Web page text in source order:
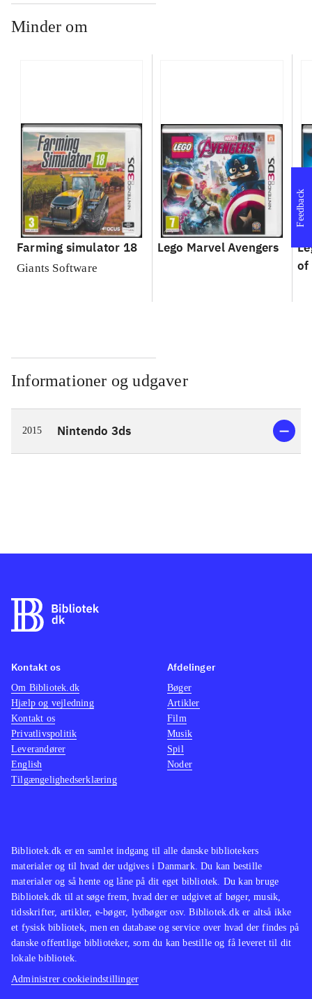
Minder om
Farming simulator 18
Giants Software
Lego Marvel Avengers
of
Informationer og udgaver
2015 Nintendo 3ds
Feedback
Bibliotek.dk er en samlet indgang til alle danske bibliotekers
materialer og til hvad der udgives i Danmark. Du kan bestille
materialer og så hente og låne på dit eget bibliotek. Du kan bruge
Bibliotek.dk til at søge frem, hvad der er udgivet af bøger, musik,
tidsskrifter, artikler, e-bøger, lydbøger osv. Bibliotek.dk er altså ikke
et fysisk bibliotek, men en database og service over hvad der findes på
danske offentlige biblioteker, som du kan bestille og få leveret til dit
lokale bibliotek.
Administrer cookieindstillinger
Kontakt os
Om Bibliotek.dk
Hjælp og vejledning
Kontakt os
Privatlivspolitik
Leverandører
English
Tilgængelighedserklæring
Afdelinger
Bøger
Artikler
Film
Musik
Spil
Noder